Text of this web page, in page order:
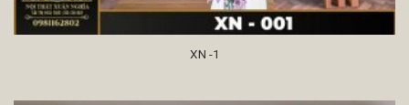
XN -1